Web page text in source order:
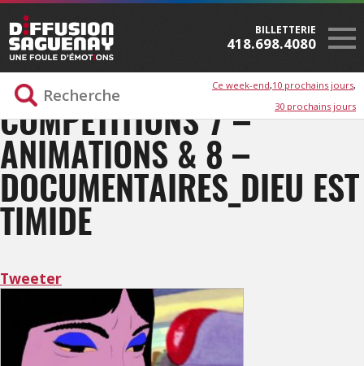
BILLETTERIE
418.698.4080
Ce week-end 10 prochains jours
30 prochains jours
COMPÉTITIONS 7 –
ANIMATIONS & 8 –
DOCUMENTAIRES_DIEU EST
TIMIDE
Tweeter